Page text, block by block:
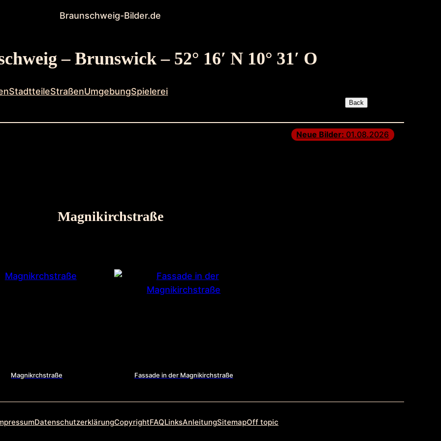
Braunschweig-Bilder.de
– Brunswick – 52° 16′ N 10° 31′ O
StadtteileStraßenUmgebungSpielerei
Neue Bilder: 01.08.2026
Magnikirchstraße
Magnikrchstraße Fassade in der Magnikirchstraße
DatenschutzerklärungCopyrightFAQLinksAnleitungSitemapOff topic